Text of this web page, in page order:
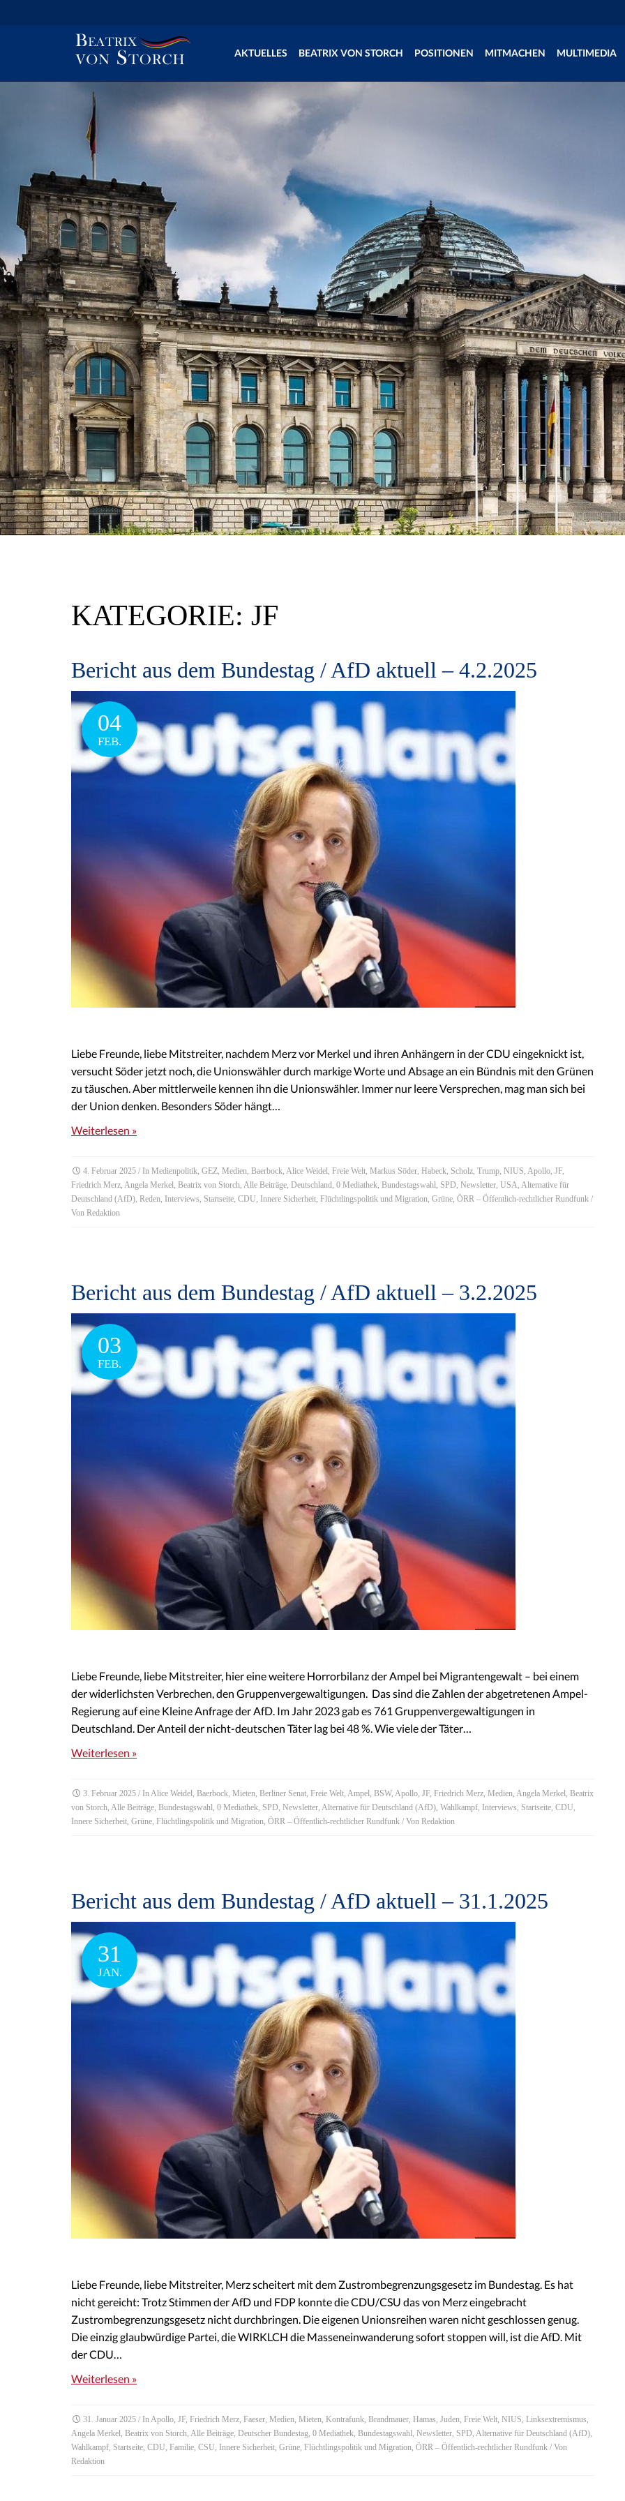
AKTUELLES BEATRIX VON STORCH POSITIONEN MITMACHEN MULTIMEDIA
KATEGORIE: JF
Bericht aus dem Bundestag / AfD aktuell – 4.2.2025
04
FEB.
Liebe Freunde, liebe Mitstreiter, nachdem Merz vor Merkel und ihren Anhängern in der CDU eingeknickt ist,
versucht Söder jetzt noch, die Unionswähler durch markige Worte und Absage an ein Bündnis mit den Grünen
zu täuschen. Aber mittlerweile kennen ihn die Unionswähler. Immer nur leere Versprechen, mag man sich bei
der Union denken. Besonders Söder hängt…
Weiterlesen »
4. Februar 2025 / In Medienpolitik, GEZ, Medien, Baerbock, Alice Weidel, Freie Welt, Markus Söder, Habeck, Scholz, Trump, NIUS, Apollo, JF,
Friedrich Merz, Angela Merkel, Beatrix von Storch, Alle Beiträge, Deutschland, 0 Mediathek, Bundestagswahl, SPD, Newsletter, USA, Alternative für
Deutschland (AfD), Reden, Interviews, Startseite, CDU, Innere Sicherheit, Flüchtlingspolitik und Migration, Grüne, ÖRR – Öffentlich-rechtlicher Rundfunk /
Von Redaktion
Bericht aus dem Bundestag / AfD aktuell – 3.2.2025
03
FEB.
Liebe Freunde, liebe Mitstreiter, hier eine weitere Horrorbilanz der Ampel bei Migrantengewalt – bei einem
der widerlichsten Verbrechen, den Gruppenvergewaltigungen. Das sind die Zahlen der abgetretenen Ampel-
Regierung auf eine Kleine Anfrage der AfD. Im Jahr 2023 gab es 761 Gruppenvergewaltigungen in
Deutschland. Der Anteil der nicht-deutschen Täter lag bei 48 %. Wie viele der Täter…
Weiterlesen »
3. Februar 2025 / InAlice Weidel, Baerbock, Mieten, Berliner Senat, Freie Welt, Ampel, BSW, Apollo, JF, Friedrich Merz, Medien, Angela Merkel, Beatrix
von Storch, Alle Beiträge, Bundestagswahl, 0 Mediathek, SPD, Newsletter, Alternative für Deutschland (AfD), Wahlkampf, Interviews, Startseite, CDU,
Innere Sicherheit, Grüne, Flüchtlingspolitik und Migration, ÖRR – Öffentlich-rechtlicher Rundfunk / Von Redaktion
Bericht aus dem Bundestag / AfD aktuell – 31.1.2025
31
JAN.
Liebe Freunde, liebe Mitstreiter, Merz scheitert mit dem Zustrombegrenzungsgesetz im Bundestag. Es hat
nicht gereicht: Trotz Stimmen der AfD und FDP konnte die CDU/CSU das von Merz eingebracht
Zustrombegrenzungsgesetz nicht durchbringen. Die eigenen Unionsreihen waren nicht geschlossen genug.
Die einzig glaubwürdige Partei, die WIRKLCH die Masseneinwanderung sofort stoppen will, ist die AfD. Mit
der CDU…
Weiterlesen »
31. Januar 2025 / InApollo, JF, Friedrich Merz, Faeser, Medien, Mieten, Kontrafunk, Brandmauer, Hamas, Juden, Freie Welt, NIUS, Linksextremismus,
Angela Merkel, Beatrix von Storch, Alle Beiträge, Deutscher Bundestag, 0 Mediathek, Bundestagswahl, Newsletter, SPD, Alternative für Deutschland (AfD),
Wahlkampf, Startseite, CDU, Familie, CSU, Innere Sicherheit, Grüne, Flüchtlingspolitik und Migration, ÖRR – Öffentlich-rechtlicher Rundfunk / Von
Redaktion